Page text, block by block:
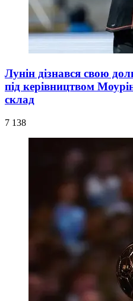
Лунін дізнався свою
під керівництвом
склад
7 138